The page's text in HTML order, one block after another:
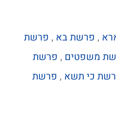
, פרשת בא , פרשת
משפטים , פרשת
כי תשא , פרשת